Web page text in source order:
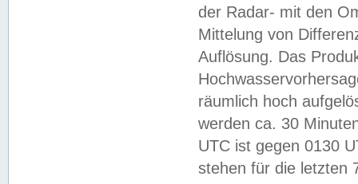
der Radar- mit den
Mittelung von
Auflösung. Das
räumlich hoch
werden ca. 30
UTC ist gegen 0130
stehen für die letzten